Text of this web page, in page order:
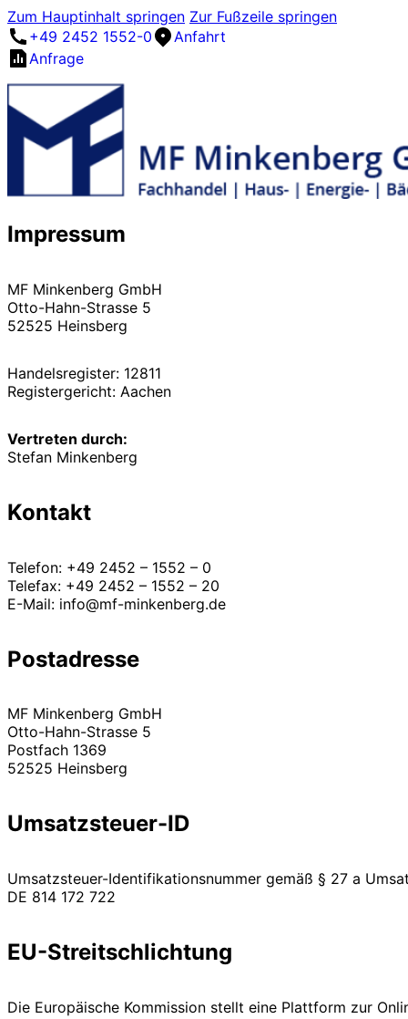
Zum Hauptinhalt springen Zur Fußzeile springen
+49 2452 1552-0
Anfahrt
Anfrage
Impressum
MF Minkenberg GmbH
Otto-Hahn-Strasse 5
52525 Heinsberg
Handelsregister: 12811
Registergericht: Aachen
Vertreten durch:
Stefan Minkenberg
Kontakt
Telefon: +49 2452 – 1552 – 0
Telefax: +49 2452 – 1552 – 20
E-Mail: info@mf-minkenberg.de
Postadresse
MF Minkenberg GmbH
Otto-Hahn-Strasse 5
Postfach 1369
52525 Heinsberg
Umsatzsteuer-ID
Umsatzsteuer-Identifikationsnummer gemäß § 27 a
DE 814 172 722
EU-Streitschlichtung
Die Europäische Kommission stellt eine Plattform zur